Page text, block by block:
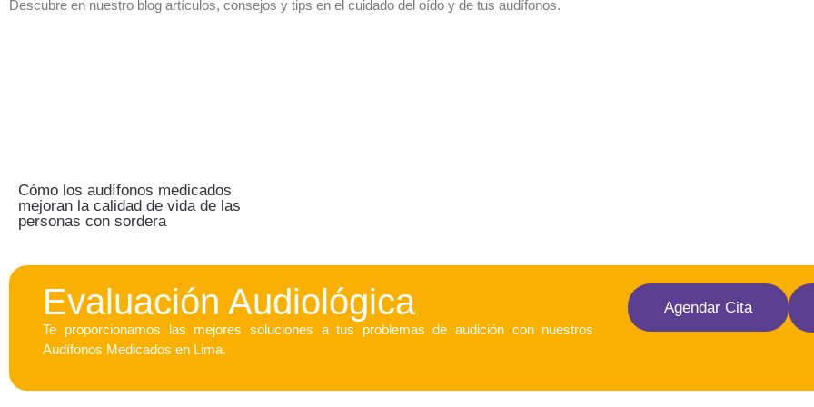
Descubre en nuestro blog artículos, consejos y tips en el cuidado del oído y de tus audífonos.
Cómo los audífonos medicados
mejoran la calidad de vida de las
personas con sordera
Evaluación Audiológica
Te proporcionamos las mejores soluciones a tus problemas de audición con nuestros
Audífonos Medicados en Lima.
Agendar Cita